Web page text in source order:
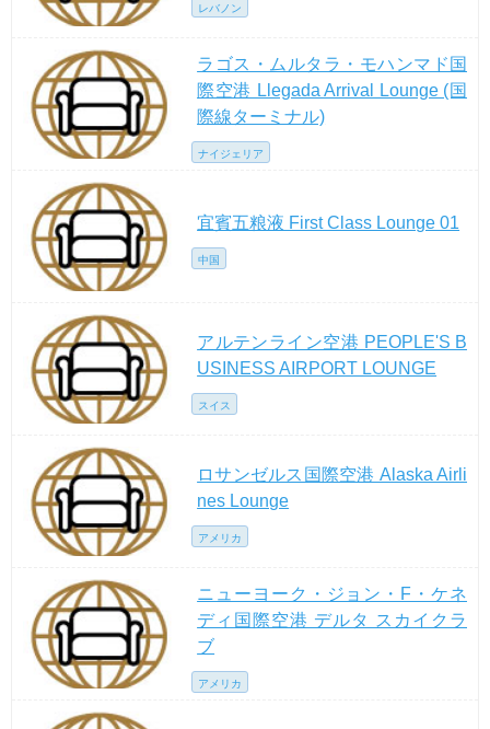
レバノン
ラゴス・ムルタラ・モハンマド国
際空港 Llegada Arrival Lounge (国
際線ターミナル)
ナイジェリア
宜賓五粮液 First Class Lounge 01
中国
アルテンライン空港 PEOPLE'S B
USINESS AIRPORT LOUNGE
スイス
ロサンゼルス国際空港 Alaska Airli
nes Lounge
アメリカ
ニューヨーク・ジョン・F・ケネ
ディ国際空港 デルタ スカイクラ
ブ
アメリカ